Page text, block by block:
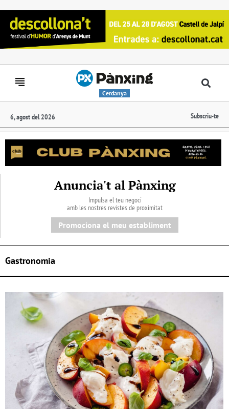
Cerdanya
6, agost del 2026 Subscriu-te
Anuncia't al Pànxing
Impulsa el teu negoci
amb les nostres revistes de proximitat
Promociona el meu establiment
Gastronomia